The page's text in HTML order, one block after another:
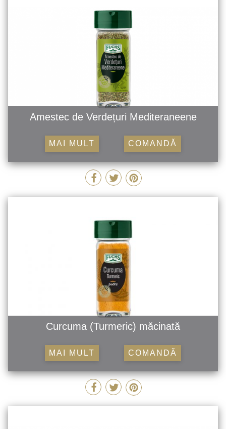
Amestec de Verdețuri Mediteraneene
MAI MULT COMANDĂ
Curcuma (Turmeric) măcinată
MAI MULT COMANDĂ